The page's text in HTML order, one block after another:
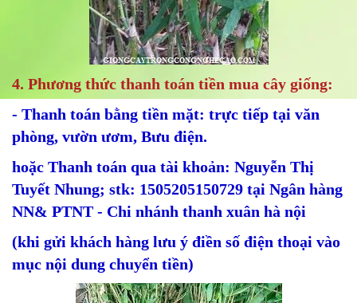
4. Phương thức thanh toán tiền mua cây giống:
- Thanh toán bằng tiền mặt: trực tiếp tại văn
phòng, vườn ươm, Bưu điện.
hoặc Thanh toán qua tài khoản: Nguyễn Thị
Tuyết Nhung; stk: 1505205150729 tại Ngân hàng
NN& PTNT - Chi nhánh thanh xuân hà nội
(khi gửi khách hàng lưu ý điền số điện thoại vào
mục nội dung chuyển tiền)